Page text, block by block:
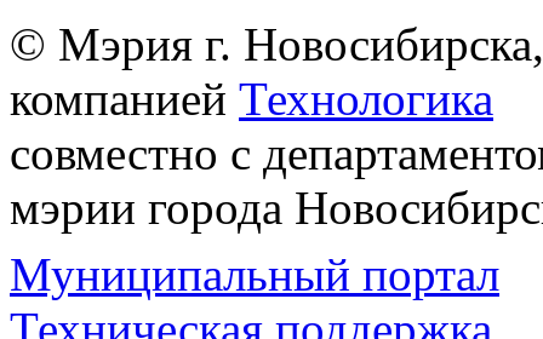
© Мэрия г.
компанией Технологика
совместно с
мэрии города
Муниципальный портал